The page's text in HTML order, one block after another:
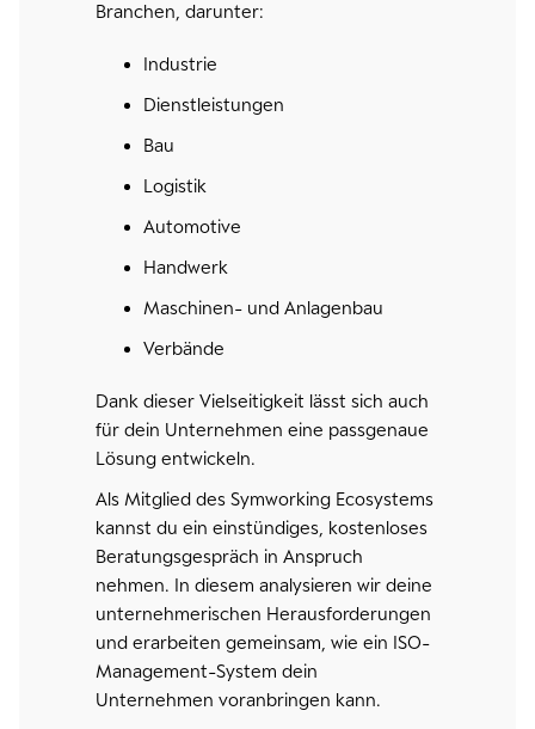
Branchen, darunter:
Industrie
Dienstleistungen
Bau
Logistik
Automotive
Handwerk
Maschinen- und Anlagenbau
Verbände
Dank dieser Vielseitigkeit lässt sich auch
für dein Unternehmen eine passgenaue
Lösung entwickeln.
Als Mitglied des Symworking Ecosystems
kannst du ein einstündiges, kostenloses
Beratungsgespräch in Anspruch
nehmen. In diesem analysieren wir deine
unternehmerischen Herausforderungen
und erarbeiten gemeinsam, wie ein ISO-
Management-System dein
Unternehmen voranbringen kann.